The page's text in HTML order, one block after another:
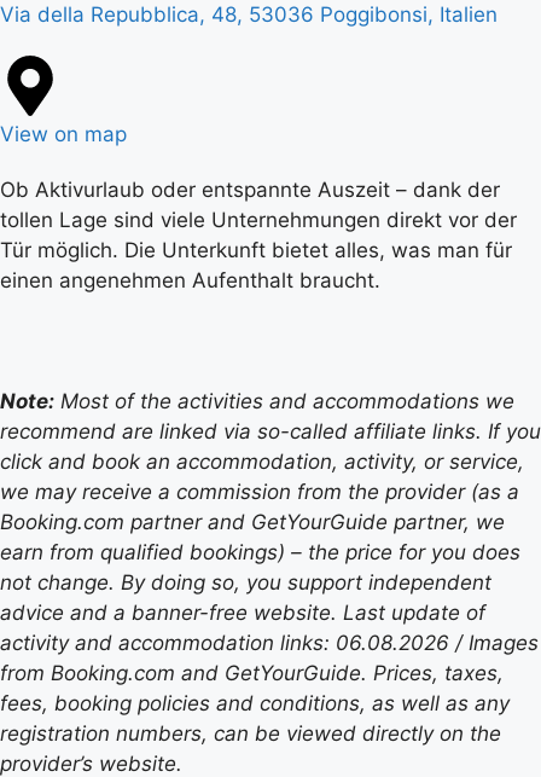
Via della Repubblica, 48, 53036 Poggibonsi, Italien
View on map
Ob Aktivurlaub oder entspannte Auszeit – dank der
tollen Lage sind viele Unternehmungen direkt vor der
Tür möglich. Die Unterkunft bietet alles, was man für
einen angenehmen Aufenthalt braucht.
Note: Most of the activities and accommodations we
recommend are linked via so-called affiliate links. If you
click and book an accommodation, activity, or service,
we may receive a commission from the provider (as a
Booking.com partner and GetYourGuide partner, we
earn from qualified bookings) – the price for you does
not change. By doing so, you support independent
advice and a banner-free website. Last update of
activity and accommodation links: 06.08.2026 / Images
from Booking.com and GetYourGuide. Prices, taxes,
fees, booking policies and conditions, as well as any
registration numbers, can be viewed directly on the
provider’s website.